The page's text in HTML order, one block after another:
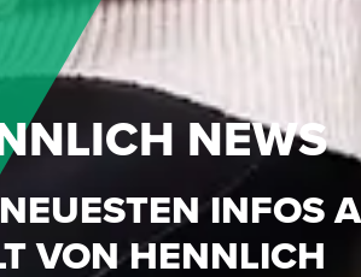
NEWS
INFOS
VON HENNLICH